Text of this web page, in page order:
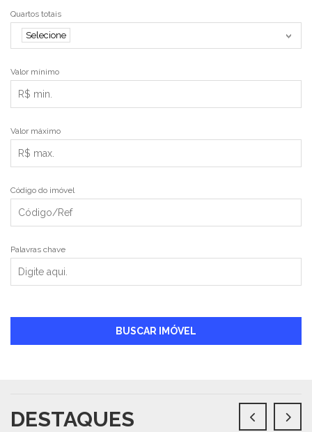
Quartos totais
Selecione
Valor mínimo
Valor máximo
Código do imóvel
Palavras chave
BUSCAR IMÓVEL
DESTAQUES